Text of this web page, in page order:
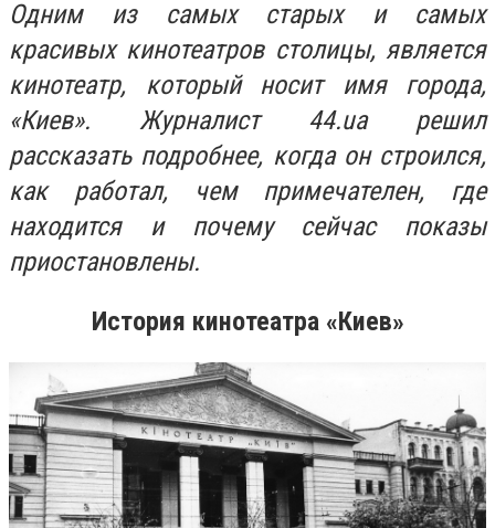
Одним из самых старых и самых
красивых кинотеатров столицы, является
кинотеатр, который носит имя города,
«Киев». Журналист 44.ua решил
рассказать подробнее, когда он строился,
как работал, чем примечателен, где
находится и почему сейчас показы
приостановлены.
История кинотеатра «Киев»